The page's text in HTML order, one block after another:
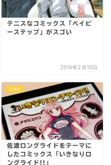
テニスなコミックス「ベイビ
ーステップ」がスゴい
2016年2月10日
Comic
佐渡ロングライドをテーマに
したコミックス「いきなりロ
ングライド!!」